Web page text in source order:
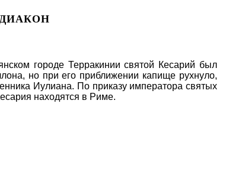
городе Терракинии святой Кесарий был
но при его приближении капище рухнуло,
Иулиана. По приказу императора святых
находятся в Риме.